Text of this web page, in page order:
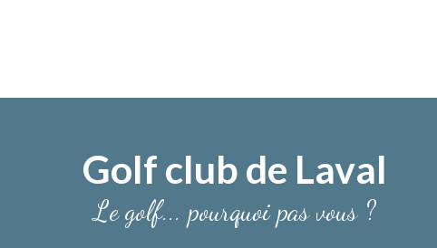
Golf club de Laval
Le golf... pourquoi pas vous ?